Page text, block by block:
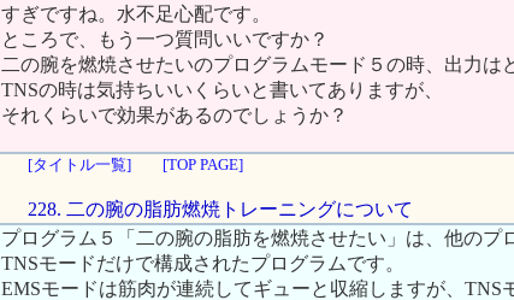
すぎですね。水不足心配です。
ところで、もう一つ質問いいですか？
二の腕を燃焼させたいのプログラムモード５の時、出力は
TNSの時は気持ちいいくらいと書いてありますが、
それくらいで効果があるのでしょうか？
[タイトル一覧] [TOP PAGE]
228. 二の腕の脂肪燃焼トレーニングについて
プログラム５「二の腕の脂肪を燃焼させたい」は、他のプ
TNSモードだけで構成されたプログラムです。
EMSモードは筋肉が連続してギューと収縮しますが、TNS